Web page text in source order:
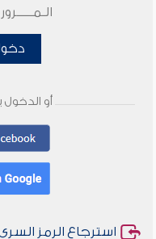
أو
استرجاع الرمز